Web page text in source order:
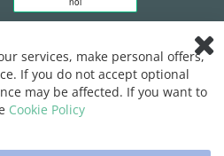
Bar
services, make personal offers,
If you do not accept optional
may be affected. If you want to
Cookie Policy